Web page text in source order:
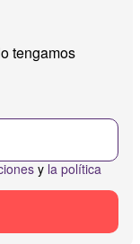
tengamos
y la política